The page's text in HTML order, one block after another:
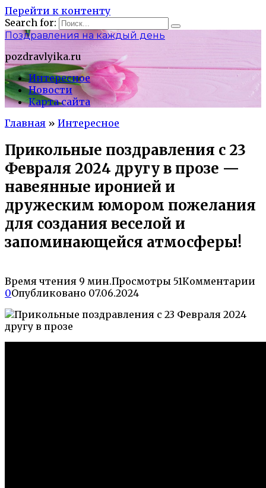
Перейти к контенту
Search for:
Поздравления на каждый день
pozdravlyika.ru
Интересное
Новости
Карта сайта
Главная » Интересное
Прикольные поздравления с 23
Февраля 2024 другу в прозе —
навеянные иронией и
дружеским юмором пожелания
для создания веселой и
запоминающейся атмосферы!
Время чтения 9 мин.Просмотры 51Комментарии
0Опубликовано 07.06.2024